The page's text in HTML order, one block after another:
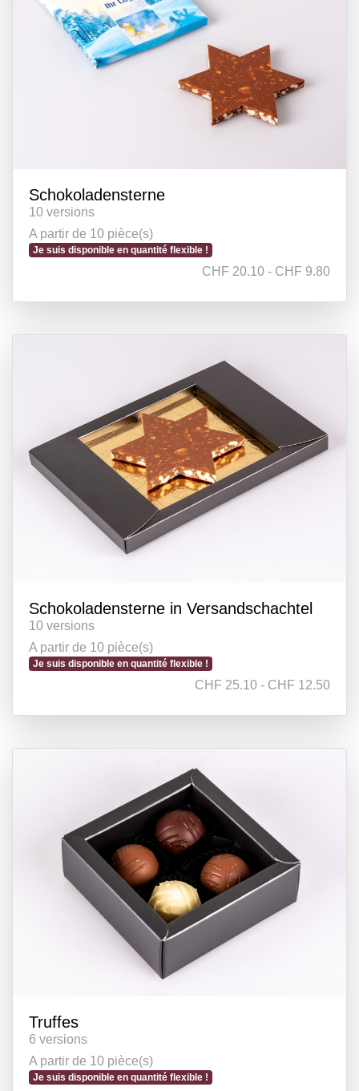
Schokoladensterne
10 versions
A partir de 10 pièce(s)
Je suis disponible en quantité flexible !
CHF 20.10 - CHF 9.80
Schokoladensterne in Versandschachtel
10 versions
A partir de 10 pièce(s)
Je suis disponible en quantité flexible !
CHF 25.10 - CHF 12.50
Truffes
6 versions
A partir de 10 pièce(s)
Je suis disponible en quantité flexible !